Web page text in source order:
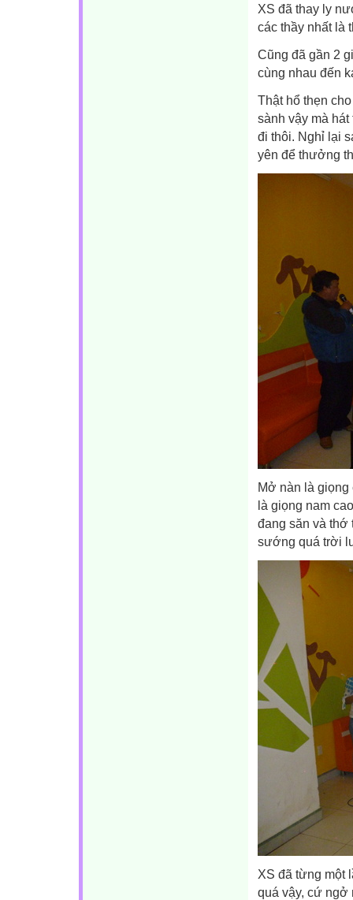
XS đã thay ly
các thầy nhất là
Cũng đã gần 2
cùng nhau đến
Thật hổ thẹn
sành vậy mà
đi thôi. Nghỉ lại
yên để thưởng
Mở nàn là giọng
là giọng nam
đang săn và thớ
sướng quá trời
XS đã từng một
quá vậy, cứ ngở